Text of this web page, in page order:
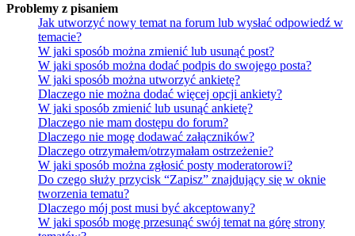
Problemy z pisaniem
Jak utworzyć nowy temat na forum lub wysłać odpowiedź w
temacie?
W jaki sposób można zmienić lub usunąć post?
W jaki sposób można dodać podpis do swojego posta?
W jaki sposób można utworzyć ankietę?
Dlaczego nie można dodać więcej opcji ankiety?
W jaki sposób zmienić lub usunąć ankietę?
Dlaczego nie mam dostępu do forum?
Dlaczego nie mogę dodawać załączników?
Dlaczego otrzymałem/otrzymałam ostrzeżenie?
W jaki sposób można zgłosić posty moderatorowi?
Do czego służy przycisk “Zapisz” znajdujący się w oknie
tworzenia tematu?
Dlaczego mój post musi być akceptowany?
W jaki sposób mogę przesunąć swój temat na górę strony